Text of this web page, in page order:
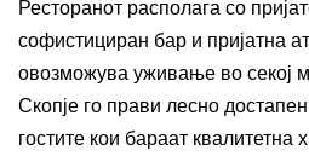
Ресторанот располага со
софистициран бар и пријатна
овозможува уживање во секој
Скопје го прави лесно
гостите кои бараат